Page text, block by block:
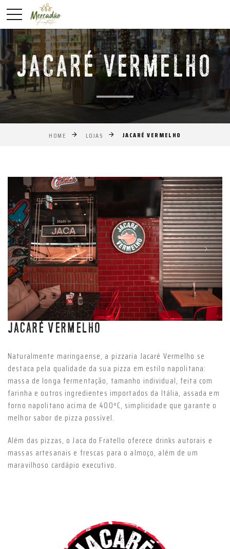
JACARÉ VERMELHO
HOME LOJAS JACARÉ VERMELHO
Anterior
JACARÉ VERMELHO
Naturalmente maringaense, a pizzaria Jacaré Vermelho se
destaca pela qualidade da sua pizza em estilo napolitana:
massa de longa fermentação, tamanho individual, feita com
farinha e outros ingredientes importados da Itália, assada em
forno napolitano acima de 400ºC, simplicidade que garante o
melhor sabor de pizza possível.
Além das pizzas, o Jaca do Fratello oferece drinks autorais e
massas artesanais e frescas para o almoço, além de um
maravilhoso cardápio executivo.